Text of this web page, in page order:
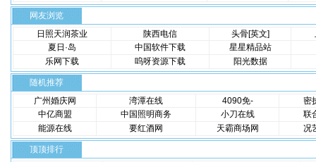
网友浏览
日照天润茶业
陕西电信 头骨[英文]
夏日·岛
中国软件下载
星星精品站
乐网下载
呜呀资源下载 阳光数据
随机推荐
广州婚庆网
湾潭在线 4090免-
密
中亿商盟
中国照明商务 小刀在线
联
能源在线
要红酒网 天霸商场网 况
顶顶排行